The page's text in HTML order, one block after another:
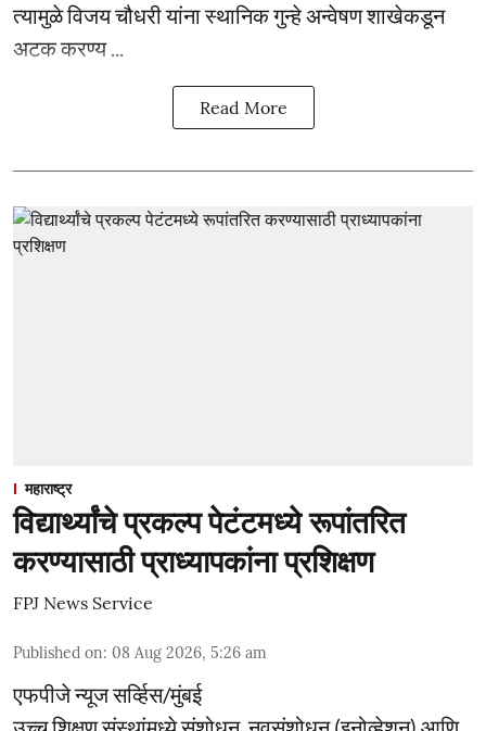
त्यामुळे विजय चौधरी यांना स्थानिक गुन्हे अन्वेषण शाखेकडून
अटक करण्य ...
Read More
महाराष्ट्र
विद्यार्थ्यांचे प्रकल्प पेटंटमध्ये रूपांतरित
करण्यासाठी प्राध्यापकांना प्रशिक्षण
FPJ News Service
Published on: 08 Aug 2026, 5:26 am
एफपीजे न्यूज सर्व्हिस/मुंबई